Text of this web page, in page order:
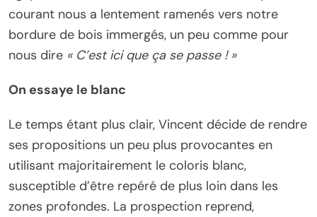
courant nous a lentement ramenés vers notre
bordure de bois immergés, un peu comme pour
nous dire « C’est ici que ça se passe ! »
On essaye le blanc
Le temps étant plus clair, Vincent décide de rendre
ses propositions un peu plus provocantes en
utilisant majoritairement le coloris blanc,
susceptible d’être repéré de plus loin dans les
zones profondes. La prospection reprend,